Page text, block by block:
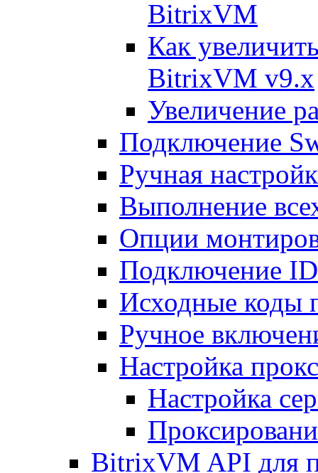
BitrixVM
Как
BitrixVM v9.x
Увеличение
Подключение
Ручная
Выполнение
Опции
Подключение
Исходные коды
Ручное
Настройка
Настройка
BitrixVM API для